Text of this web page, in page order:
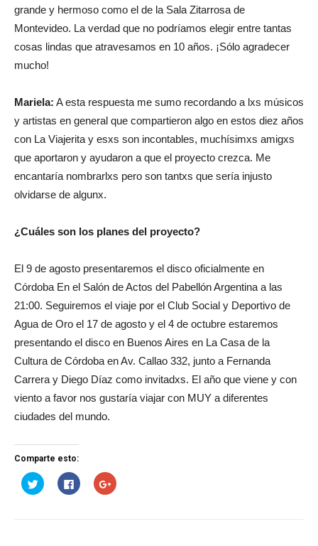
grande y hermoso como el de la Sala Zitarrosa de
Montevideo. La verdad que no podríamos elegir entre tantas
cosas lindas que atravesamos en 10 años. ¡Sólo agradecer
mucho!
Mariela: A esta respuesta me sumo recordando a lxs músicos
y artistas en general que compartieron algo en estos diez años
con La Viajerita y esxs son incontables, muchísimxs amigxs
que aportaron y ayudaron a que el proyecto crezca. Me
encantaría nombrarlxs pero son tantxs que sería injusto
olvidarse de algunx.
¿Cuáles son los planes del proyecto?
El 9 de agosto presentaremos el disco oficialmente en
Córdoba En el Salón de Actos del Pabellón Argentina a las
21:00. Seguiremos el viaje por el Club Social y Deportivo de
Agua de Oro el 17 de agosto y el 4 de octubre estaremos
presentando el disco en Buenos Aires en La Casa de la
Cultura de Córdoba en Av. Callao 332, junto a Fernanda
Carrera y Diego Díaz como invitadxs. El año que viene y con
viento a favor nos gustaría viajar con MUY a diferentes
ciudades del mundo.
Comparte esto:
Haz
clic
Haz
clic
Haz
clic